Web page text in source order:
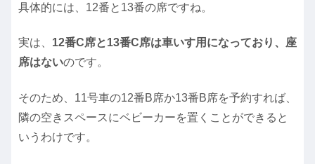
具体的には、12番と13番の席ですね。
実は、 12番C席と13番C席は車いす用になっており、座
席はないのです。
そのため、11号車の12番B席か13番B席を予約すれば、
隣の空きスペースにベビーカーを置くことができると
いうわけです。